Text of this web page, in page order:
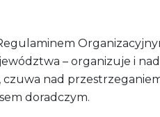
– organizuje i
czuwa nad
doradczym.